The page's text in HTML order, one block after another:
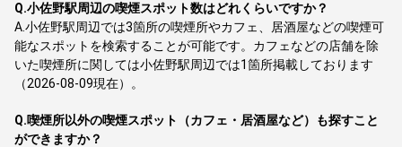
Q.小佐野駅周辺の喫煙スポット数はどれくらいですか？
A.小佐野駅周辺では3箇所の喫煙所やカフェ、居酒屋などの喫煙可
能なスポットを検索することが可能です。カフェなどの店舗を除
いた喫煙所に関しては小佐野駅周辺では1箇所掲載しております
（2026-08-09現在）。
Q.喫煙所以外の喫煙スポット（カフェ・居酒屋など）も探すこと
ができますか？